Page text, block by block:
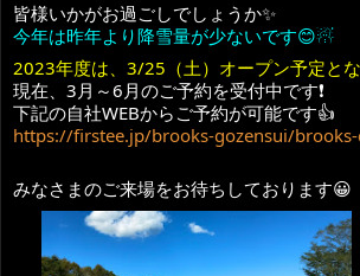
皆様いかがお過ごしでしょうか✨
今年は昨年より降雪量が少ないです😊☃
2023年度は、3/25（土）オープン予定と
現在、3月～6月のご予約を受付中です❗
下記の自社WEBからご予約が可能です👍
https://firstee.jp/brooks-gozensui/brooks-
みなさまのご来場をお待ちしております😀